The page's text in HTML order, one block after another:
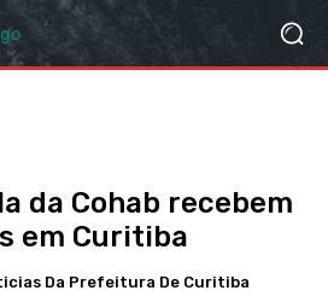
da Cohab recebem
em Curitiba
Da Prefeitura De Curitiba